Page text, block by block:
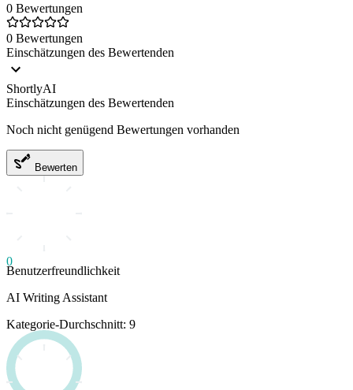
0 Bewertungen
0 Bewertungen
Einschätzungen des Bewertenden
ShortlyAI
Einschätzungen des Bewertenden
Noch nicht genügend Bewertungen vorhanden
Bewerten
0
Benutzerfreundlichkeit
AI Writing Assistant
Kategorie-Durchschnitt: 9